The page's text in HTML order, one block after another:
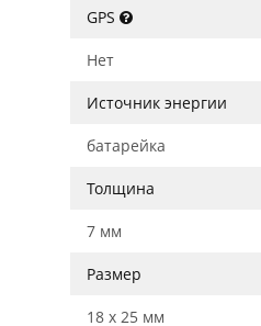
GPS
Нет
Источник энергии
батарейка
Толщина
7 мм
Размер
18 x 25 мм